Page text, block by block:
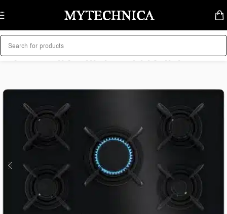
Skip to navigation
Skip to main content
მთავარი/სამზარეულოს ტექნიკა/ჩასაშენებელი ქურები